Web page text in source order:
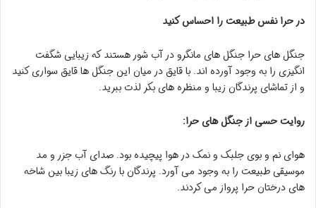
در حرا نفس طبیعت را احساس کنید
جنگل های حرا جنگل های مانگرو در آب شور هستند که زیبایی شگفت
انگیزی را به وجود آورده اند. با قایق در میان این جنگل ها قایق سواری کنید
و از تماشای پرندگان زیبا و منظره های بکر لذت ببرید.
روایت حسی از جنگل های حرا:
هوای نم و بوی جلبک و نمک در هوا پیچیده بود. صدای آب جزر و مد
موسیقی طبیعت را به وجود می آورد. پرندگان با رنگ های زیبا بین شاخه
های درختان حرا پرواز می کردند.